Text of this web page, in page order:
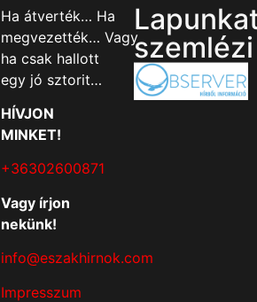
Ha átverték… Ha
megvezették… Vagy
ha csak hallott
egy jó sztorit…
HÍVJON
MINKET!
+36302600871
Vagy írjon
nekünk!
info@eszakhirnok.com
Impresszum
szemlézi